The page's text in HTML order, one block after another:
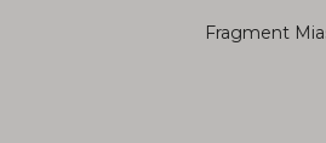
Fragment